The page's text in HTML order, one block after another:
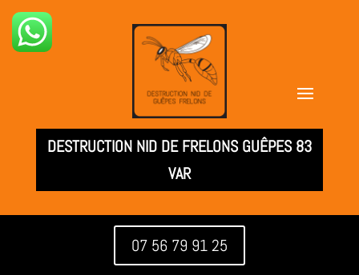
DESTRUCTION NID DE FRELONS GUÊPES 83
VAR
07 56 79 91 25